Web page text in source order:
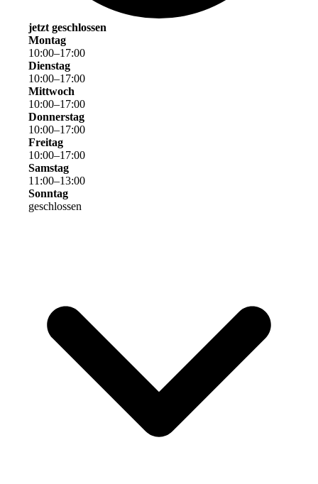
jetzt geschlossen
Montag
10:00–17:00
Dienstag
10:00–17:00
Mittwoch
10:00–17:00
Donnerstag
10:00–17:00
Freitag
10:00–17:00
Samstag
11:00–13:00
Sonntag
geschlossen